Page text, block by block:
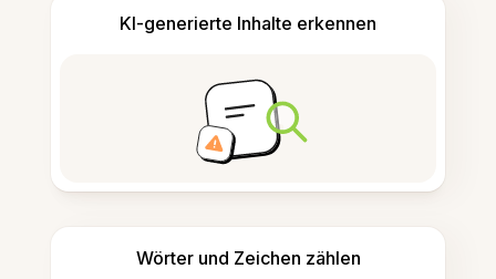
KI-generierte Inhalte erkennen
Wörter und Zeichen zählen